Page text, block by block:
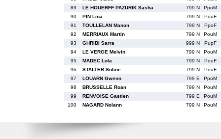
89
LE HOUERFF PAZURIK Sasha 799 N
PpoM
90
PIN Lina 799 N
PouF
91
TOULLELAN Manon 799 N
PpoF
92
MERRIAUX Martin 799 N
PouM
93
GHRIBI Sarra 999 N
PupF
94
LE VERGE Melvin 799 N
PouM
95
MADEC Lola 799 N
PouF
96
STALTER Soline 799 N
PouF
97
LOUARN Gwenn 799 E
PpoM
98
BRUSSELLE Roan 799 N
PouM
99
RENVOISE Gastien 799 E
PouM
100
NAGARD Nolann 799 N PouM